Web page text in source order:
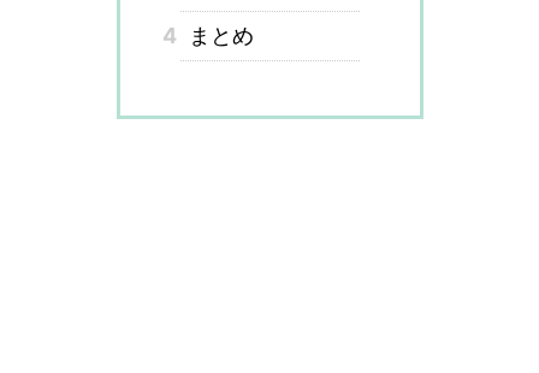
4
まとめ